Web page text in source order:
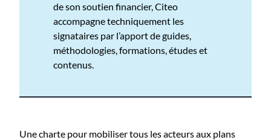
de son soutien financier, Citeo
accompagne techniquement les
signataires par l’apport de guides,
méthodologies, formations, études et
contenus.
Une charte pour mobiliser tous les acteurs aux plans